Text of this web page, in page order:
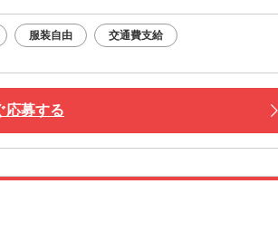
服装自由 交通費支給
応募する